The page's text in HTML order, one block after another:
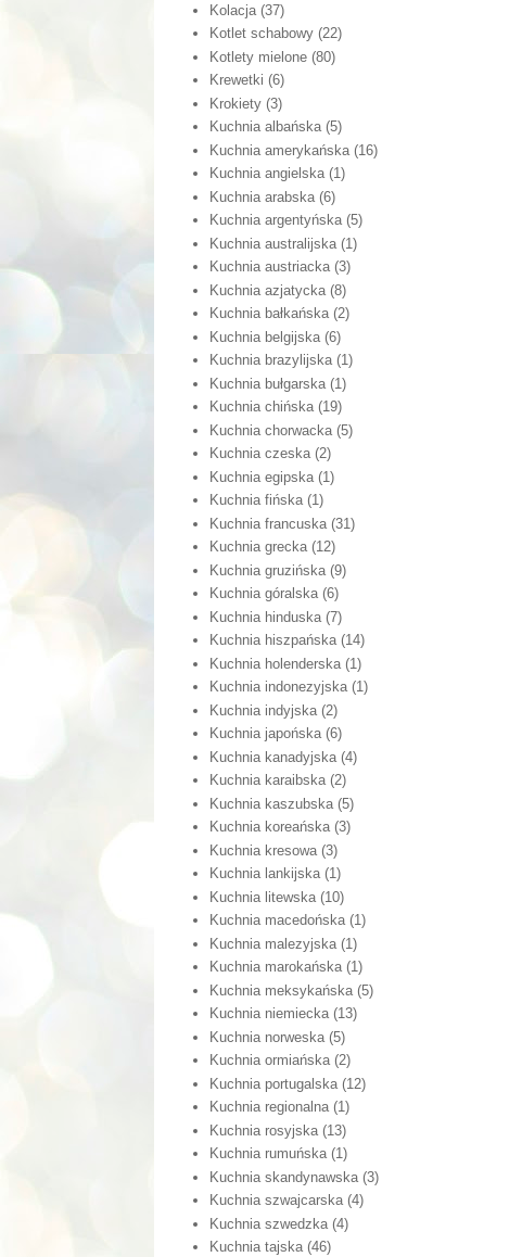
Kolacja (37)
Kotlet schabowy (22)
Kotlety mielone (80)
Krewetki (6)
Krokiety (3)
Kuchnia albańska (5)
Kuchnia amerykańska (16)
Kuchnia angielska (1)
Kuchnia arabska (6)
Kuchnia argentyńska (5)
Kuchnia australijska (1)
Kuchnia austriacka (3)
Kuchnia azjatycka (8)
Kuchnia bałkańska (2)
Kuchnia belgijska (6)
Kuchnia brazylijska (1)
Kuchnia bułgarska (1)
Kuchnia chińska (19)
Kuchnia chorwacka (5)
Kuchnia czeska (2)
Kuchnia egipska (1)
Kuchnia fińska (1)
Kuchnia francuska (31)
Kuchnia grecka (12)
Kuchnia gruzińska (9)
Kuchnia góralska (6)
Kuchnia hinduska (7)
Kuchnia hiszpańska (14)
Kuchnia holenderska (1)
Kuchnia indonezyjska (1)
Kuchnia indyjska (2)
Kuchnia japońska (6)
Kuchnia kanadyjska (4)
Kuchnia karaibska (2)
Kuchnia kaszubska (5)
Kuchnia koreańska (3)
Kuchnia kresowa (3)
Kuchnia lankijska (1)
Kuchnia litewska (10)
Kuchnia macedońska (1)
Kuchnia malezyjska (1)
Kuchnia marokańska (1)
Kuchnia meksykańska (5)
Kuchnia niemiecka (13)
Kuchnia norweska (5)
Kuchnia ormiańska (2)
Kuchnia portugalska (12)
Kuchnia regionalna (1)
Kuchnia rosyjska (13)
Kuchnia rumuńska (1)
Kuchnia skandynawska (3)
Kuchnia szwajcarska (4)
Kuchnia szwedzka (4)
Kuchnia tajska (46)